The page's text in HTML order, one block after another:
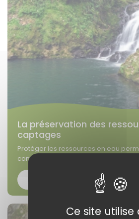
La préservation des
captages
Protéger les ressources en eau
consommateurs une eau potable
En savoir plus
Ce site utilise